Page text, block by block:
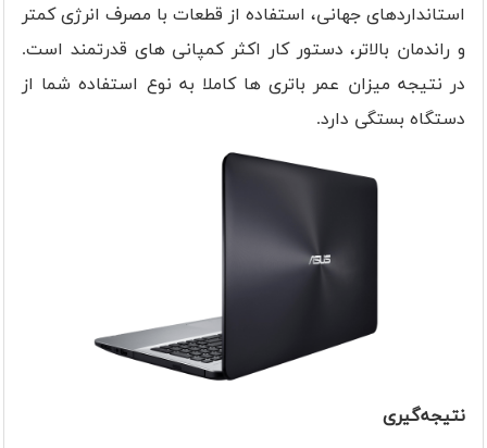
استانداردهای جهانی، استفاده از قطعات با مصرف انرژی کمتر
و راندمان بالاتر، دستور کار اکثر کمپانی های قدرتمند است.
در نتیجه میزان عمر باتری ها کاملا به نوع استفاده شما از
دستگاه بستگی دارد.
نتیجه‌گیری